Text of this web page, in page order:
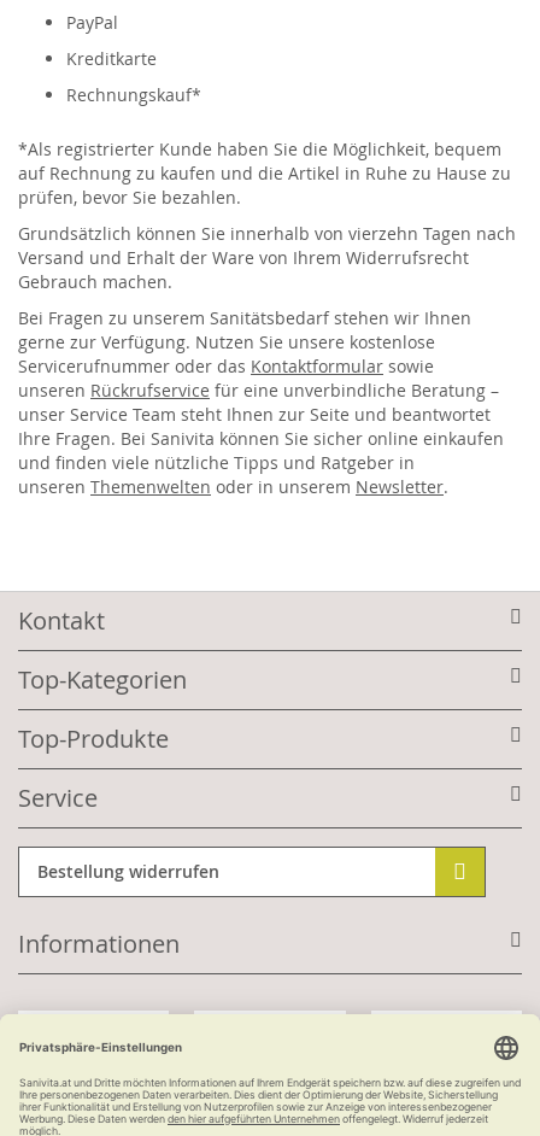
PayPal
Kreditkarte
Rechnungskauf*
*Als registrierter Kunde haben Sie die Möglichkeit, bequem
auf Rechnung zu kaufen und die Artikel in Ruhe zu Hause zu
prüfen, bevor Sie bezahlen.
Grundsätzlich können Sie innerhalb von vierzehn Tagen nach
Versand und Erhalt der Ware von Ihrem Widerrufsrecht
Gebrauch machen.
Bei Fragen zu unserem Sanitätsbedarf stehen wir Ihnen
gerne zur Verfügung. Nutzen Sie unsere kostenlose
Servicerufnummer oder das Kontaktformular sowie
unseren Rückrufservice für eine unverbindliche Beratung –
unser Service Team steht Ihnen zur Seite und beantwortet
Ihre Fragen. Bei Sanivita können Sie sicher online einkaufen
und finden viele nützliche Tipps und Ratgeber in
unseren Themenwelten oder in unserem Newsletter.
Kontakt
Top-Kategorien
Top-Produkte
Service
Bestellung widerrufen
Informationen